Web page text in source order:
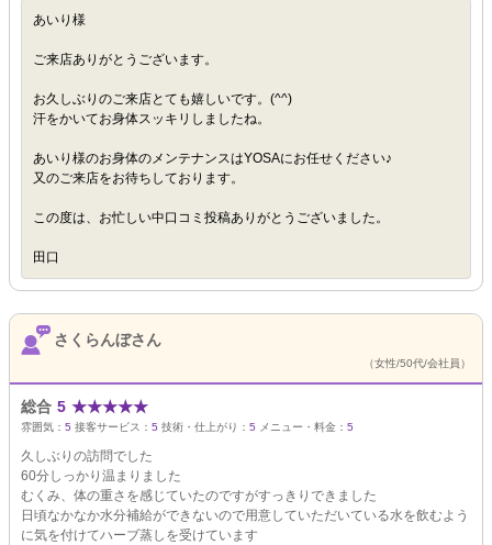
あいり様
ご来店ありがとうございます。
お久しぶりのご来店とても嬉しいです。(^^)
汗をかいてお身体スッキリしましたね。
あいり様のお身体のメンテナンスはYOSAにお任せください♪
又のご来店をお待ちしております。
この度は、お忙しい中口コミ投稿ありがとうございました。
田口
さくらんぼさん
（女性/50代/会社員）
総合 5 ★★★★★
雰囲気： 5 接客サービス： 5 技術・仕上がり： 5 メニュー・料金： 5
久しぶりの訪問でした
60分しっかり温まりました
むくみ、体の重さを感じていたのですがすっきりできました
日頃なかなか水分補給ができないので用意していただいている水を飲むよう
に気を付けてハーブ蒸しを受けています